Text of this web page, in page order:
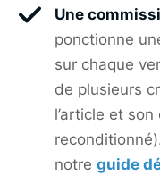
Une
ponctionne
sur chaque
de plusieurs
l’article et
notre guide